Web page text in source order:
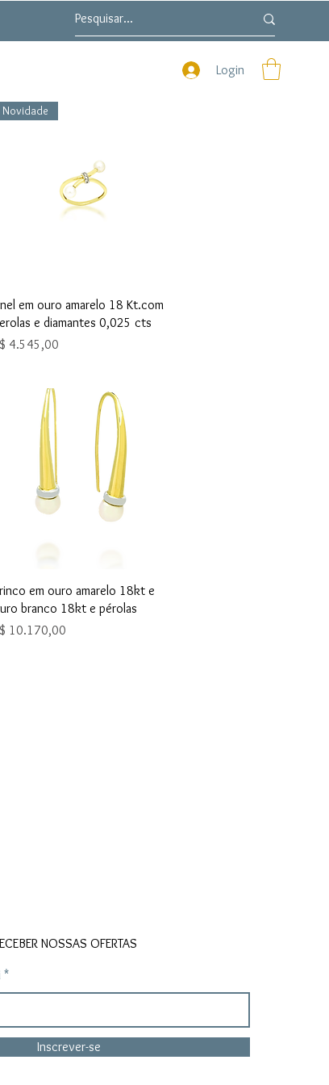
Login
Visualização rápida
Novidade
em ouro amarelo 18 Kt.com
e diamantes 0,025 cts
4.545,00
Visualização rápida
em ouro amarelo 18kt e
branco 18kt e pérolas
10.170,00
NOSSAS OFERTAS
Inscrever-se